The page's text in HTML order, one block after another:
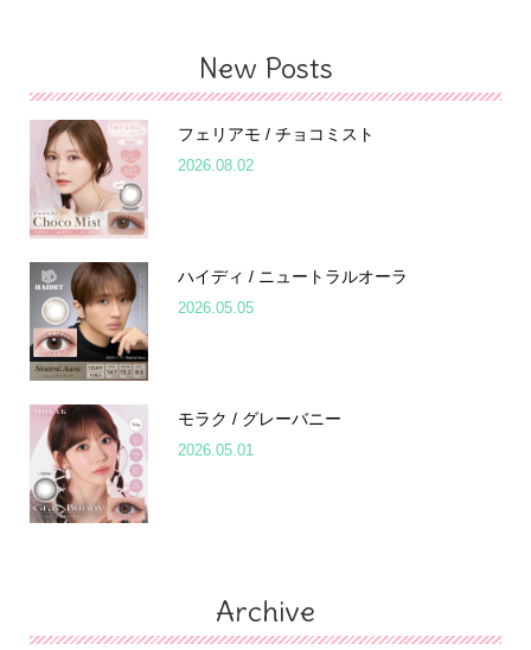
New Posts
フェリアモ / チョコミスト
2026.08.02
ハイディ / ニュートラルオーラ
2026.05.05
モラク / グレーバニー
2026.05.01
Archive